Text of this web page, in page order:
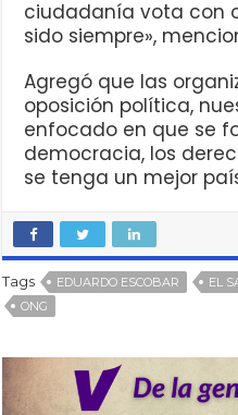
ciudadanía vota con
sido siempre»,
Agregó que las
oposición política,
enfocado en que se
democracia, los
se tenga un mejor
Tags EDUARDO ESCOBAR EL
ONG